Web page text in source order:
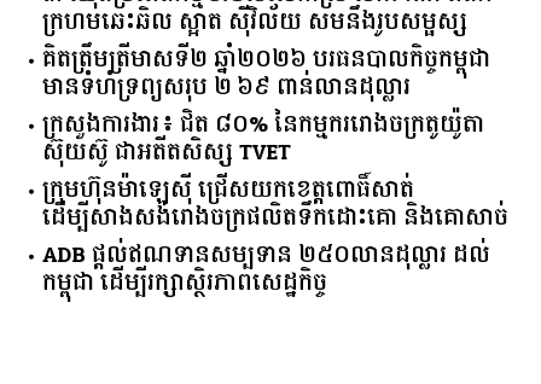
៣ ឈុតប្រពៃណីថ្មីៗរបស់លោកស្រី លាង ធារ៉ា ពណ៌
ក្រហមឆេះឆិល ស្អាត ​ស៊ីវិល័យ សមនឹងរូបសម្ផស្ស
គិត​ត្រឹមត្រីមាស​ទី​២​ ​ឆ្នាំ​២០២៦​ បរធន​បាលកិច្ច​កម្ពុជា​ ​
មាន​ទំហំ​ទ្រព្យ​សរុប​ ​២.៦៩​ ​ពាន់លាន​ដុល្លារ​
ក្រសួង​ការងារ​៖ ​ជិត​ ​៨០​% ​នៃ​កម្មករ​រោងចក្រ​តូយ៉ូតា ​
ស៊ុយ​ស៊ូ ​ជា​អតីត​សិស្ស​ ​TVET​
ក្រុមហ៊ុន​ម៉ាឡេស៊ី ជ្រើសយកខេត្ដពោធិ៍សាត់
ដើម្បីសាងសង់រោងចក្រផលិតទឹកដោះគោ និងគោសាច់
ADB ផ្តល់ឥណទានសម្បទាន ២៥០លានដុល្លារ ដល់